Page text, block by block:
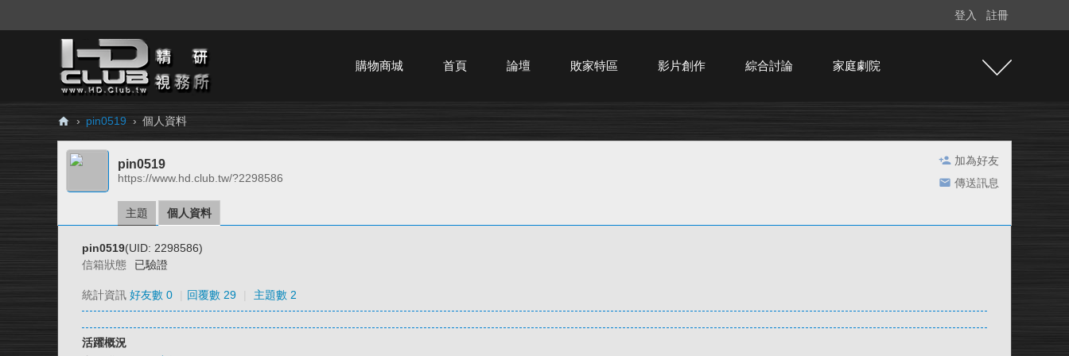
登入 註冊
購物商城 首頁 論壇 敗家特區 影片創作 綜合討論 家庭劇院
H
Cl
› pin0519 › 個人資料
加為好友
傳送訊息
pin0519
https://www.hd.club.tw/?2298586
主題 個人資料
pin0519(UID: 2298586)
信箱狀態
已驗證
統計資訊 好友數 0 回覆數 29 主題數 2
活躍概況